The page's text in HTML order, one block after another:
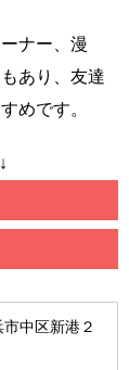
ナー、漫
あり、友達
めです。
中区新港２